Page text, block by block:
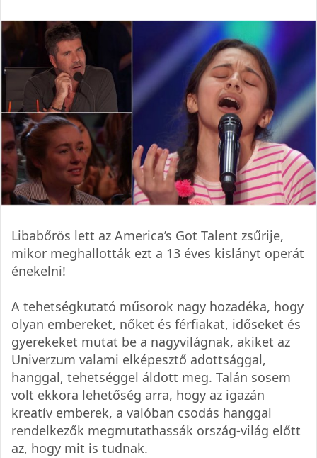
Libabőrös lett az America’s Got Talent zsűrije,
mikor meghallották ezt a 13 éves kislányt operát
énekelni!
A tehetségkutató műsorok nagy hozadéka, hogy
olyan embereket, nőket és férfiakat, időseket és
gyerekeket mutat be a nagyvilágnak, akiket az
Univerzum valami elképesztő adottsággal,
hanggal, tehetséggel áldott meg. Talán sosem
volt ekkora lehetőség arra, hogy az igazán
kreatív emberek, a valóban csodás hanggal
rendelkezők megmutathassák ország-világ előtt
az, hogy mit is tudnak.